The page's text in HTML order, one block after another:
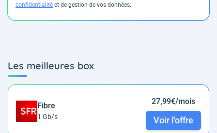
confidentialité et de gestion de vos données.
Les meilleures box
Fibre
1 Gb/s
27,99€/mois
Voir l'offre